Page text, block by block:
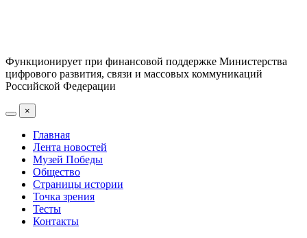
Функционирует при финансовой поддержке Министерства
цифрового развития, связи и массовых коммуникаций
Российской Федерации
×
Главная
Лента новостей
Музей Победы
Общество
Страницы истории
Точка зрения
Тесты
Контакты